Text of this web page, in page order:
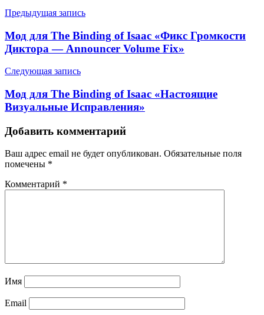
Предыдущая запись
Мод для The Binding of Isaac «Фикс Громкости
Диктора — Announcer Volume Fix»
Следующая запись
Мод для The Binding of Isaac «Настоящие
Визуальные Исправления»
Добавить комментарий
Ваш адрес email не будет опубликован. Обязательные поля
помечены *
Комментарий *
Имя
Email